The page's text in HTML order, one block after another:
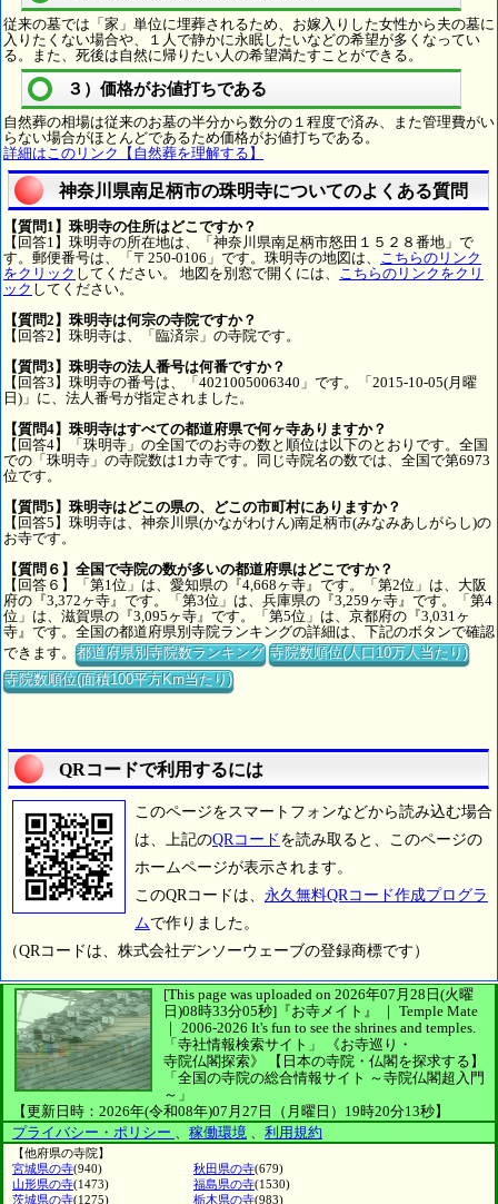
従来の墓では「家」単位に埋葬されるため、お嫁入りした女性から夫の墓に
入りたくない場合や、１人で静かに永眠したいなどの希望が多くなってい
る。また、死後は自然に帰りたい人の希望満たすことができる。
３）価格がお値打ちである
自然葬の相場は従来のお墓の半分から数分の１程度で済み、また管理費がい
らない場合がほとんどであるため価格がお値打ちである。
詳細はこのリンク【自然葬を理解する】
神奈川県南足柄市の珠明寺についてのよくある質問
【質問1】珠明寺の住所はどこですか？
【回答1】珠明寺の所在地は、「神奈川県南足柄市怒田１５２８番地」で
す。郵便番号は、「〒250-0106」です。珠明寺の地図は、 こちらのリンク
をクリック してください。 地図を別窓で開くには、 こちらのリンクをクリ
ック してください。
【質問2】珠明寺は何宗の寺院ですか？
【回答2】珠明寺は、「臨済宗」の寺院です。
【質問3】珠明寺の法人番号は何番ですか？
【回答3】珠明寺の番号は、「4021005006340」です。「2015-10-05(月曜
日)」に、法人番号が指定されました。
【質問4】珠明寺はすべての都道府県で何ヶ寺ありますか？
【回答4】「珠明寺」の全国でのお寺の数と順位は以下のとおりです。全国
での「珠明寺」の寺院数は1カ寺です。同じ寺院名の数では、全国で第6973
位です。
【質問5】珠明寺はどこの県の、どこの市町村にありますか？
【回答5】珠明寺は、神奈川県(かながわけん)南足柄市(みなみあしがらし)の
お寺です。
【質問６】全国で寺院の数が多いの都道府県はどこですか？
【回答６】「第1位」は、愛知県の『4,668ヶ寺』です。「第2位」は、大阪
府の『3,372ヶ寺』です。「第3位」は、兵庫県の『3,259ヶ寺』です。「第4
位」は、滋賀県の『3,095ヶ寺』です。「第5位」は、京都府の『3,031ヶ
寺』です。全国の都道府県別寺院ランキングの詳細は、下記のボタンで確認
できます。都道府県別寺院数ランキング 寺院数順位(人口10万人当たり)
寺院数順位(面積100平方Km当たり)
QRコードで利用するには
このページをスマートフォンなどから読み込む場合
は、上記のQRコード を読み取ると、このページの
ホームページが表示されます。
このQRコードは、 永久無料QRコード作成プログラ
ムで作りました。
（QRコードは、株式会社デンソーウェーブの登録商標です）
[This page was uploaded on 2026年07月28日(火曜
日)08時33分05秒] 『お寺メイト』 ｜ Temple Mate
｜ 2006-2026 It's fun to see the shrines and temples.
「寺社情報検索サイト」
《お寺巡り・
寺院仏閣探索》
【日本の寺院・仏閣を探求する】
「全国の寺院の総合情報サイト ～寺院仏閣超入門
～」
【更新日時：2026年(令和08年)07月27日（月曜日）19時20分13秒】
プライバシー・ポリシー 、 稼働環境 、 利用規約
【他府県の寺院】
宮城県の寺(940) 秋田県の寺(679)
山形県の寺(1473) 福島県の寺(1530)
茨城県の寺(1275) 栃木県の寺(983)